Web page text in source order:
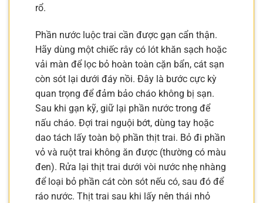
rổ.
Phần nước luộc trai cần được gạn cẩn thận.
Hãy dùng một chiếc rây có lót khăn sạch hoặc
vải màn để lọc bỏ hoàn toàn cặn bẩn, cát sạn
còn sót lại dưới đáy nồi. Đây là bước cực kỳ
quan trọng để đảm bảo cháo không bị sạn.
Sau khi gạn kỹ, giữ lại phần nước trong để
nấu cháo. Đợi trai nguội bớt, dùng tay hoặc
dao tách lấy toàn bộ phần thịt trai. Bỏ đi phần
vỏ và ruột trai không ăn được (thường có màu
đen). Rửa lại thịt trai dưới vòi nước nhẹ nhàng
để loại bỏ phần cát còn sót nếu có, sau đó để
ráo nước. Thịt trai sau khi lấy nên thái nhỏ